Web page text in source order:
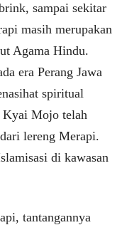
sampai sekitar
masih merupakan
Agama Hindu.
era Perang Jawa
spiritual
Kyai Mojo telah
lereng Merapi.
di kawasan
tantangannya